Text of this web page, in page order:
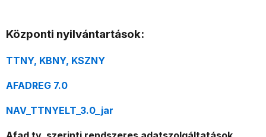
Központi nyilvántartások:
TTNY, KBNY, KSZNY
AFADREG 7.0
NAV_TTNYELT_3.0_jar